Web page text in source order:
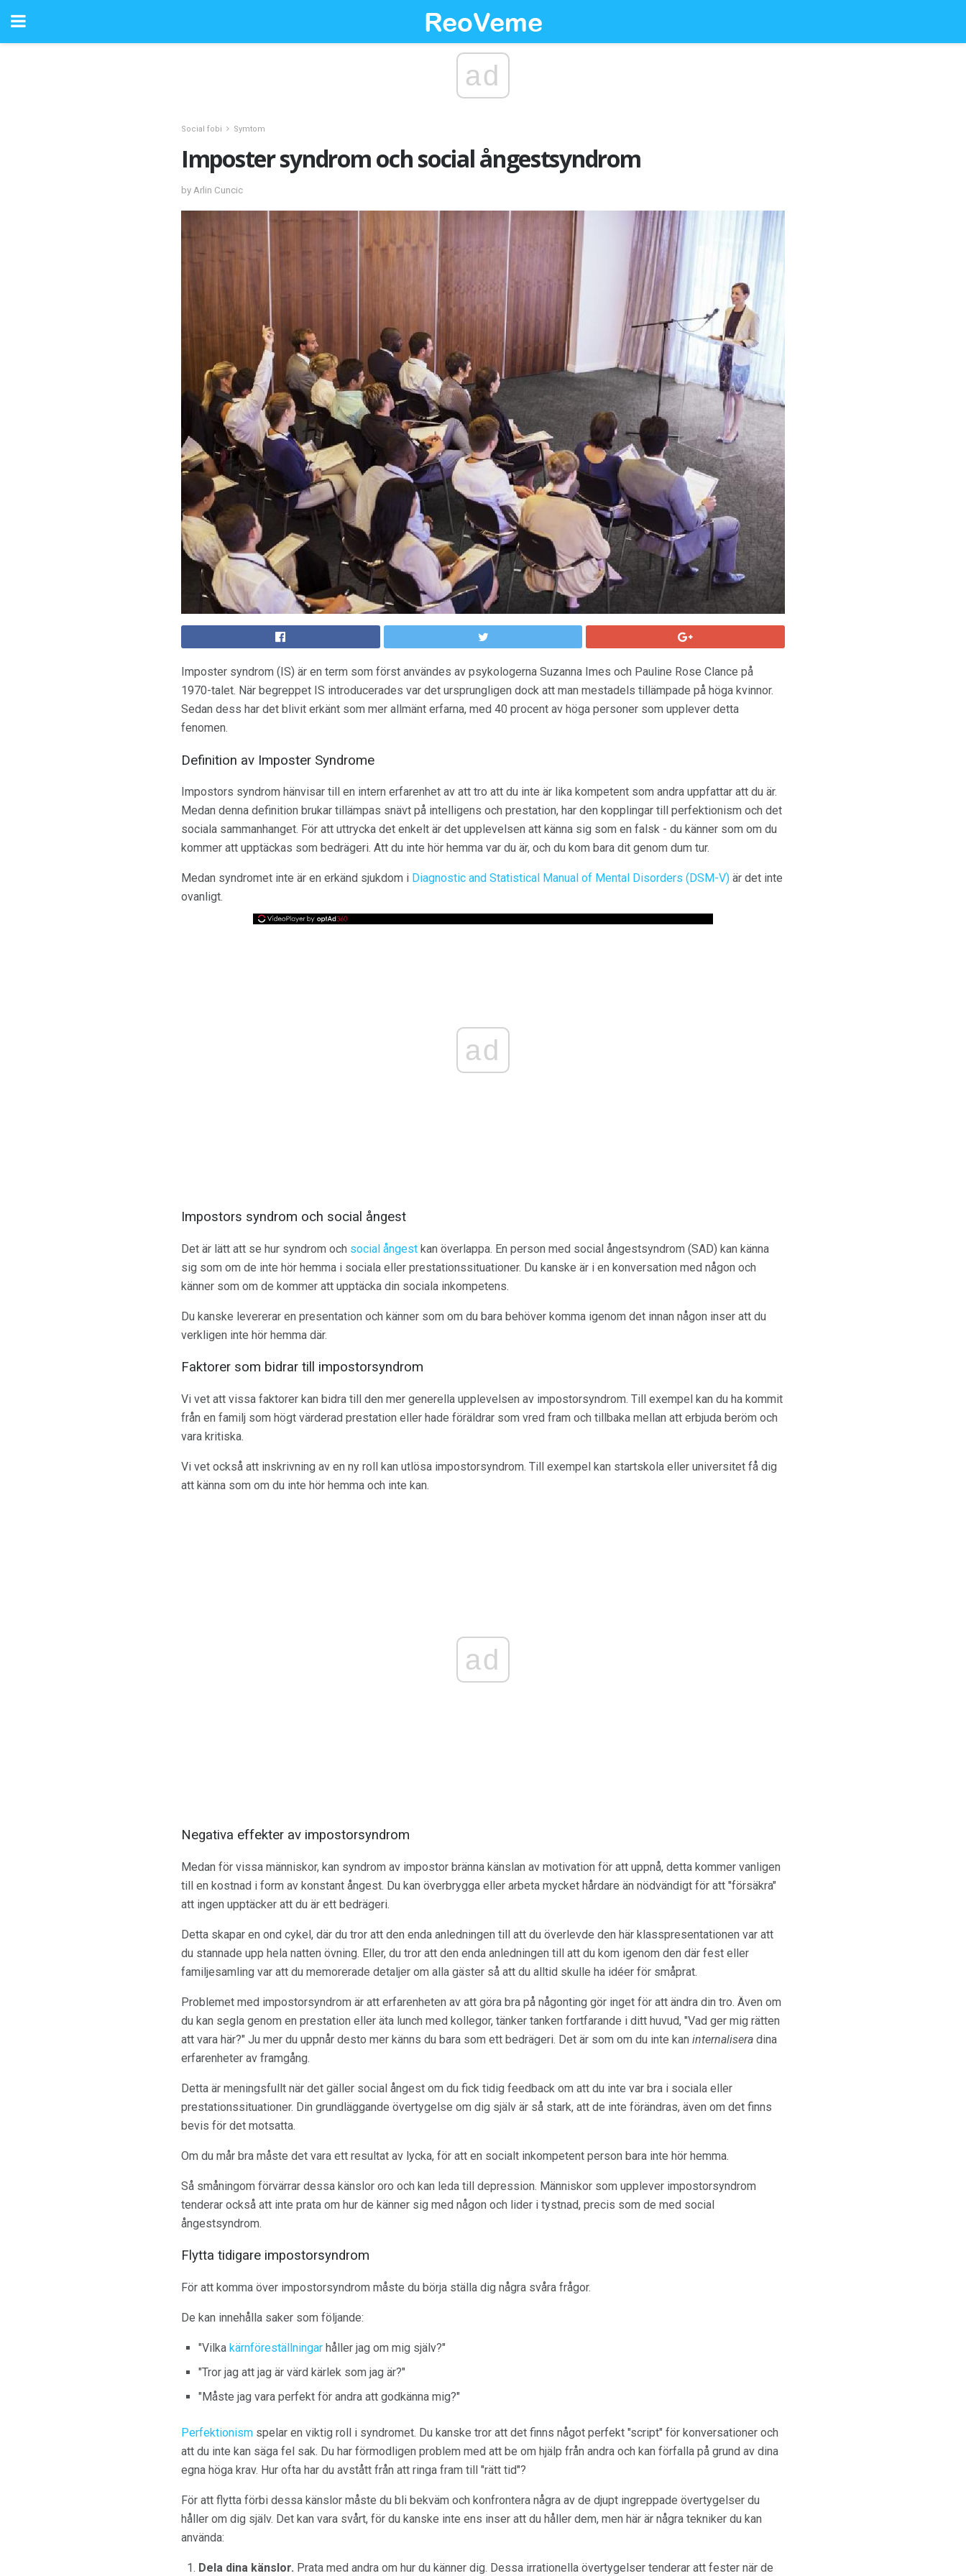
ad
Social fobi Symtom
Imposter syndrom och social ångestsyndrom
by Arlin Cuncic
Imposter syndrom (IS) är en term som först användes av psykologerna Suzanna Imes och Pauline Rose Clance på
1970-talet. När begreppet IS introducerades var det ursprungligen dock att man mestadels tillämpade på höga kvinnor.
Sedan dess har det blivit erkänt som mer allmänt erfarna, med 40 procent av höga personer som upplever detta
fenomen.
Definition av Imposter Syndrome
Impostors syndrom hänvisar till en intern erfarenhet av att tro att du inte är lika kompetent som andra uppfattar att du är.
Medan denna definition brukar tillämpas snävt på intelligens och prestation, har den kopplingar till perfektionism och det
sociala sammanhanget. För att uttrycka det enkelt är det upplevelsen att känna sig som en falsk - du känner som om du
kommer att upptäckas som bedrägeri. Att du inte hör hemma var du är, och du kom bara dit genom dum tur.
Medan syndromet inte är en erkänd sjukdom i Diagnostic and Statistical Manual of Mental Disorders (DSM-V) är det inte
ovanligt.
ad
Impostors syndrom och social ångest
Det är lätt att se hur syndrom och social ångest kan överlappa. En person med social ångestsyndrom (SAD) kan känna
sig som om de inte hör hemma i sociala eller prestationssituationer. Du kanske är i en konversation med någon och
känner som om de kommer att upptäcka din sociala inkompetens.
Du kanske levererar en presentation och känner som om du bara behöver komma igenom det innan någon inser att du
verkligen inte hör hemma där.
Faktorer som bidrar till impostorsyndrom
Vi vet att vissa faktorer kan bidra till den mer generella upplevelsen av impostorsyndrom. Till exempel kan du ha kommit
från en familj som högt värderad prestation eller hade föräldrar som vred fram och tillbaka mellan att erbjuda beröm och
vara kritiska.
Vi vet också att inskrivning av en ny roll kan utlösa impostorsyndrom. Till exempel kan startskola eller universitet få dig
att känna som om du inte hör hemma och inte kan.
ad
Negativa effekter av impostorsyndrom
Medan för vissa människor, kan syndrom av impostor bränna känslan av motivation för att uppnå, detta kommer vanligen
till en kostnad i form av konstant ångest. Du kan överbrygga eller arbeta mycket hårdare än nödvändigt för att "försäkra"
att ingen upptäcker att du är ett bedrägeri.
Detta skapar en ond cykel, där du tror att den enda anledningen till att du överlevde den här klasspresentationen var att
du stannade upp hela natten övning. Eller, du tror att den enda anledningen till att du kom igenom den där fest eller
familjesamling var att du memorerade detaljer om alla gäster så att du alltid skulle ha idéer för småprat.
Problemet med impostorsyndrom är att erfarenheten av att göra bra på någonting gör inget för att ändra din tro. Även om
du kan segla genom en prestation eller äta lunch med kollegor, tänker tanken fortfarande i ditt huvud, "Vad ger mig rätten
att vara här?" Ju mer du uppnår desto mer känns du bara som ett bedrägeri. Det är som om du inte kan internalisera dina
erfarenheter av framgång.
Detta är meningsfullt när det gäller social ångest om du fick tidig feedback om att du inte var bra i sociala eller
prestationssituationer. Din grundläggande övertygelse om dig själv är så stark, att de inte förändras, även om det finns
bevis för det motsatta.
Om du mår bra måste det vara ett resultat av lycka, för att en socialt inkompetent person bara inte hör hemma.
Så småningom förvärrar dessa känslor oro och kan leda till depression. Människor som upplever impostorsyndrom
tenderar också att inte prata om hur de känner sig med någon och lider i tystnad, precis som de med social
ångestsyndrom.
Flytta tidigare impostorsyndrom
För att komma över impostorsyndrom måste du börja ställa dig några svåra frågor.
De kan innehålla saker som följande:
"Vilka kärnföreställningar håller jag om mig själv?"
"Tror jag att jag är värd kärlek som jag är?"
"Måste jag vara perfekt för andra att godkänna mig?"
Perfektionism spelar en viktig roll i syndromet. Du kanske tror att det finns något perfekt "script" för konversationer och
att du inte kan säga fel sak. Du har förmodligen problem med att be om hjälp från andra och kan förfalla på grund av dina
egna höga krav. Hur ofta har du avstått från att ringa fram till "rätt tid"?
För att flytta förbi dessa känslor måste du bli bekväm och konfrontera några av de djupt ingreppade övertygelser du
håller om dig själv. Det kan vara svårt, för du kanske inte ens inser att du håller dem, men här är några tekniker du kan
använda:
Dela dina känslor. Prata med andra om hur du känner dig. Dessa irrationella övertygelser tenderar att fester när de